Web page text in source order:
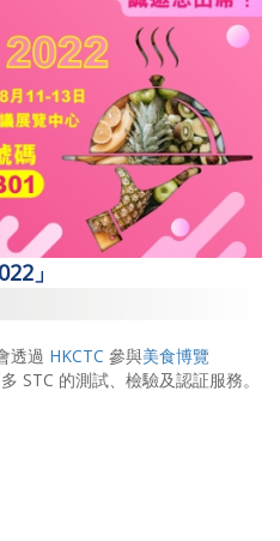
」
透過 HKCTC 參與美食博覽
STC 的測試、檢驗及認証服務。